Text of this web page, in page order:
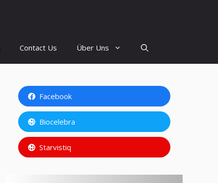
Contact Us Über Uns
Facebook
Biocelebra
Starvistiq